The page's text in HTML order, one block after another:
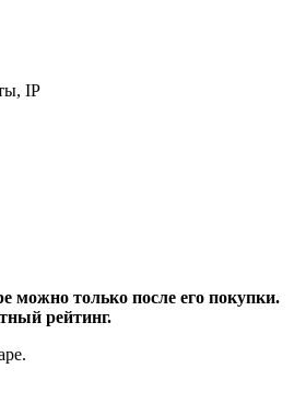
IP
можно только после его покупки.
рейтинг.